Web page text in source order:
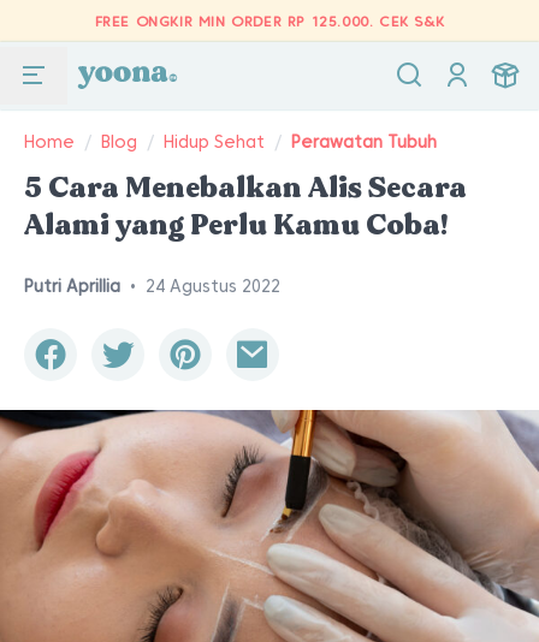
FREE ONGKIR MIN ORDER RP 125.000. CEK S&K
Home / Blog / Hidup Sehat / Perawatan Tubuh
5 Cara Menebalkan Alis Secara
Alami yang Perlu Kamu Coba!
Putri Aprillia • 24 Agustus 2022